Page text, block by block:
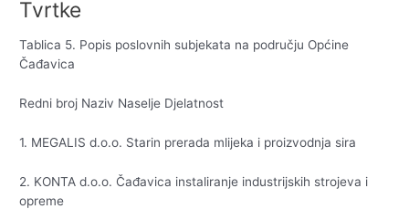
Tvrtke
Tablica 5. Popis poslovnih subjekata na području Općine
Čađavica
Redni broj Naziv Naselje Djelatnost
1. MEGALIS d.o.o. Starin prerada mlijeka i proizvodnja sira
2. KONTA d.o.o. Čađavica instaliranje industrijskih strojeva i
opreme